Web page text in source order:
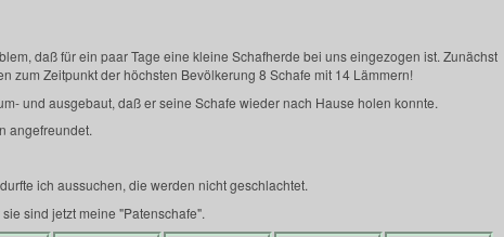
daß für ein paar Tage eine kleine Schafherde bei uns eingezogen ist. Zunächst
zum Zeitpunkt der höchsten Bevölkerung 8 Schafe mit 14 Lämmern!
und ausgebaut, daß er seine Schafe wieder nach Hause holen konnte.
angefreundet.
ich aussuchen, die werden nicht geschlachtet.
sind jetzt meine "Patenschafe".